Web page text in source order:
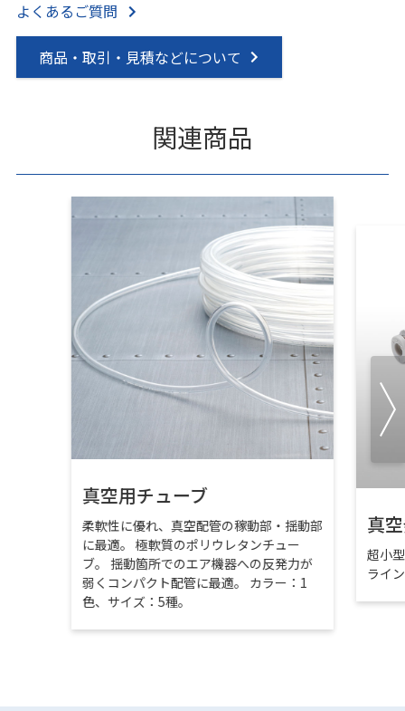
よくあるご質問
商品・取引・見積などについて
関連商品
真空用チューブ
柔軟性に優れ、真空配管の稼動部・揺動部
に最適。 極軟質のポリウレタンチュー
ブ。 揺動箇所でのエア機器への反発力が
弱くコンパクト配管に最適。 カラー：1
色、サイズ：5種。
真
超小
ライ